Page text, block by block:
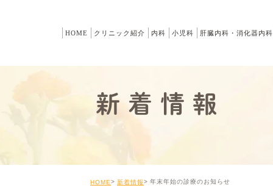
HOME クリニック紹介 内科 小児科 肝臓内科・消化器内科
新着情報
HOME 新着情報 年末年始の診療のお知らせ